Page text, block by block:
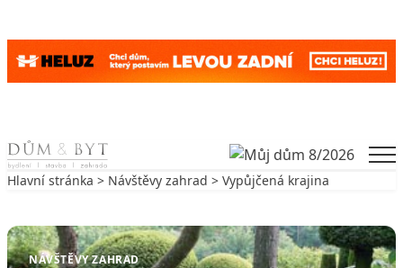
Skip to content
Hlavní stránka > Návštěvy zahrad > Vypůjčená krajina
NÁVŠTĚVY ZAHRAD